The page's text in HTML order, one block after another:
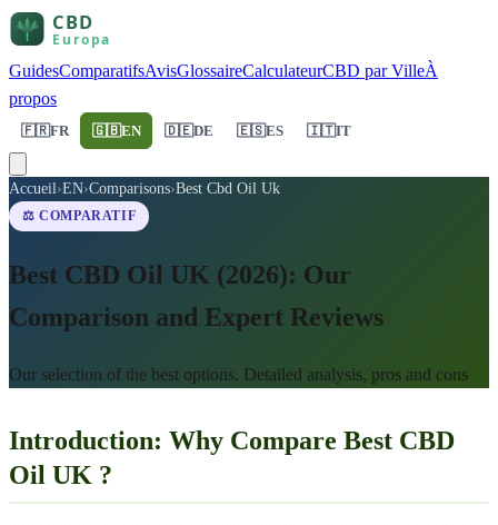
GuidesComparatifsAvisGlossaireCalculateurCBD par VilleÀ
propos
🇫🇷FR 🇬🇧EN 🇩🇪DE 🇪🇸ES 🇮🇹IT
Accueil›EN›Comparisons›Best Cbd Oil Uk
⚖️ COMPARATIF
Best CBD Oil UK (2026): Our
Comparison and Expert Reviews
Our selection of the best options. Detailed analysis, pros and cons
Introduction: Why Compare Best CBD
Oil UK ?